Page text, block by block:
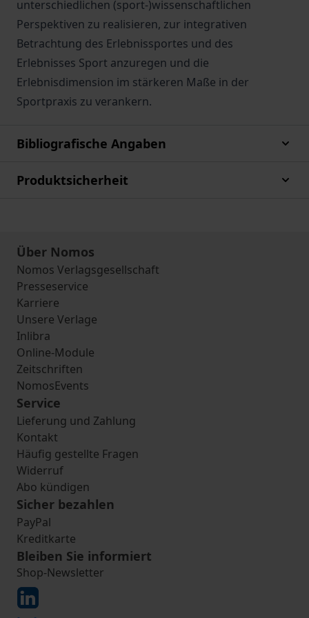
unterschiedlichen (sport-)wissenschaftlichen
Perspektiven zu realisieren, zur integrativen
Betrachtung des Erlebnissportes und des
Erlebnisses Sport anzuregen und die
Erlebnisdimension im stärkeren Maße in der
Sportpraxis zu verankern.
Bibliografische Angaben
Produktsicherheit
Über Nomos
Nomos Verlagsgesellschaft
Presseservice
Karriere
Unsere Verlage
Inlibra
Online-Module
Zeitschriften
NomosEvents
Service
Lieferung und Zahlung
Kontakt
Häufig gestellte Fragen
Widerruf
Abo kündigen
Sicher bezahlen
PayPal
Kreditkarte
Bleiben Sie informiert
Shop-Newsletter